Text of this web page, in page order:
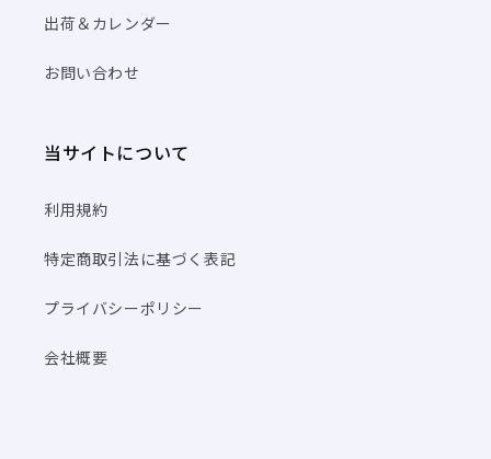
出荷＆カレンダー
お問い合わせ
当サイトについて
利用規約
特定商取引法に基づく表記
プライバシーポリシー
会社概要